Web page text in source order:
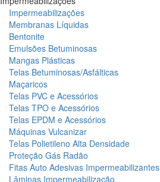
Impermeabilizações
Membranas Líquidas
Bentonite
Emulsões Betuminosas
Mangas Plásticas
Telas Betuminosas/Asfálticas
Maçaricos
Telas PVC e Acessórios
Telas TPO e Acessórios
Telas EPDM e Acessórios
Máquinas Vulcanizar
Telas Polietileno Alta Densidade
Proteção Gás Radão
Fitas Auto Adesivas Impermeabilizantes
Lâminas Impermeabilização